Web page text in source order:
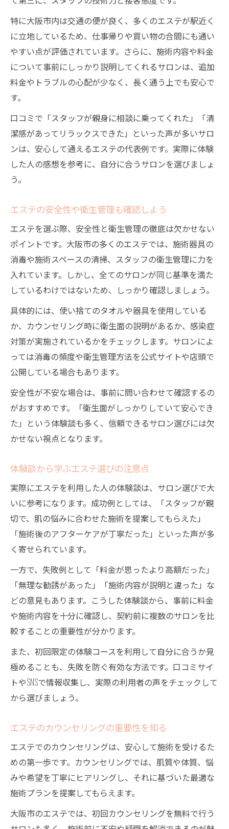
特に大阪市内は交通の便が良く、多くのエステが駅近く
に立地しているため、仕事帰りや買い物の合間にも通い
やすい点が評価されています。さらに、施術内容や料金
について事前にしっかり説明してくれるサロンは、追加
料金やトラブルの心配が少なく、長く通う上でも安心で
す。
口コミで「スタッフが親身に相談に乗ってくれた」「清
潔感があってリラックスできた」といった声が多いサロ
ンは、安心して通えるエステの代表例です。実際に体験
した人の感想を参考に、自分に合うサロンを選びましょ
う。
エステの安全性や衛生管理も確認しよう
エステを選ぶ際、安全性と衛生管理の徹底は欠かせない
ポイントです。大阪市の多くのエステでは、施術器具の
消毒や施術スペースの清掃、スタッフの衛生管理に力を
入れています。しかし、全てのサロンが同じ基準を満た
しているわけではないため、しっかり確認しましょう。
具体的には、使い捨てのタオルや器具を使用している
か、カウンセリング時に衛生面の説明があるか、感染症
対策が実施されているかをチェックします。サロンによ
っては消毒の頻度や衛生管理方法を公式サイトや店頭で
公開している場合もあります。
安全性が不安な場合は、事前に問い合わせて確認するの
がおすすめです。「衛生面がしっかりしていて安心でき
た」という体験談も多く、信頼できるサロン選びには欠
かせない視点となります。
体験談から学ぶエステ選びの注意点
実際にエステを利用した人の体験談は、サロン選びで大
いに参考になります。成功例としては、「スタッフが親
切で、肌の悩みに合わせた施術を提案してもらえた」
「施術後のアフターケアが丁寧だった」といった声が多
く寄せられています。
一方で、失敗例として「料金が思ったより高額だった」
「無理な勧誘があった」「施術内容が説明と違った」な
どの意見もあります。こうした体験談から、事前に料金
や施術内容を十分に確認し、契約前に複数のサロンを比
較することの重要性が分かります。
また、初回限定の体験コースを利用して自分に合うか見
極めることも、失敗を防ぐ有効な方法です。口コミサイ
トやSNSで情報収集し、実際の利用者の声をチェックして
から選びましょう。
エステのカウンセリングの重要性を知る
エステでのカウンセリングは、安心して施術を受けるた
めの第一歩です。カウンセリングでは、肌質や体質、悩
みや希望を丁寧にヒアリングし、それに基づいた最適な
施術プランを提案してもらえます。
大阪市のエステでは、初回カウンセリングを無料で行う